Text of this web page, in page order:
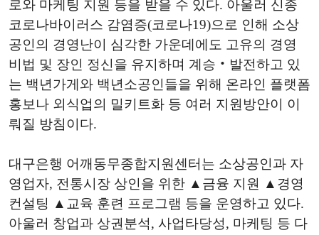
로와 마케팅 지원 등을 받을 수 있다. 아울러 신종
코로나바이러스 감염증(코로나19)으로 인해 소상
공인의 경영난이 심각한 가운데에도 고유의 경영
비법 및 장인 정신을 유지하며 계승‧발전하고 있
는 백년가게와 백년소공인들을 위해 온라인 플랫폼
홍보나 외식업의 밀키트화 등 여러 지원방안이 이
뤄질 방침이다.
대구은행 어깨동무종합지원센터는 소상공인과 자
영업자, 전통시장 상인을 위한 ▲금융 지원 ▲경영
컨설팅 ▲교육 훈련 프로그램 등을 운영하고 있다.
아울러 창업과 상권분석, 사업타당성, 마케팅 등 다